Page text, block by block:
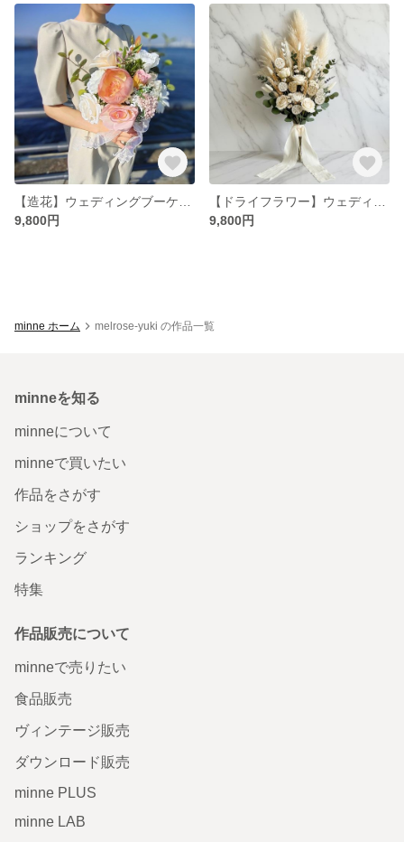
9,800円
9,800円
minne ホーム melrose-yuki の作品一覧
minneを知る
minneについて
minneで買いたい
作品をさがす
ショップをさがす
ランキング
特集
作品販売について
minneで売りたい
食品販売
ヴィンテージ販売
ダウンロード販売
minne PLUS
minne LAB